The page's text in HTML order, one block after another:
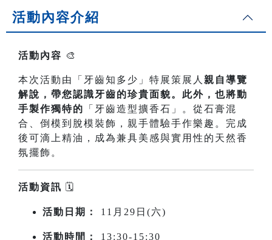
活動內容介紹
活動內容 🎨
本次活動由「牙齒知多少」特展策展人 親自導覽
解說，帶您認識牙齒的珍貴面貌。此外，也將動
手製作獨特的
「牙齒造型擴香石」。從石膏混
合、倒模到脫模裝飾，親手體驗手作樂趣。完成
後可滴上精油，成為兼具美感與實用性的天然香
氛擺飾。
活動資訊 🗓️
活動日期： 11月29日(六)
活動時間： 13:30-15:30